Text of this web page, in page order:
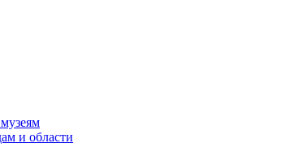
и области